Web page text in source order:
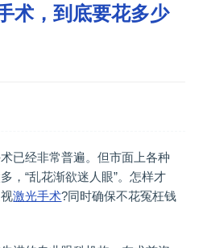
术，到底要花多少
经非常普遍。但市面上各种
，“乱花渐欲迷人眼”。怎样才
激光手术?同时确保不花冤枉钱